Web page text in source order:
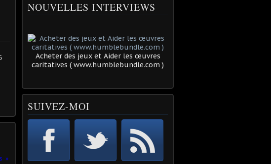
NOUVELLES INTERVIEWS
Acheter des jeux et Aider les œuvres
caritatives ( www.humblebundle.com )
SUIVEZ-MOI